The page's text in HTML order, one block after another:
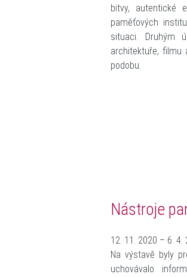
bitvy, autentické
paměťových
situaci. Druhým
architektuře, filmu
podobu.
Nástroje
12. 11. 2020 – 6. 4.
Na výstavě byly
uchovávalo